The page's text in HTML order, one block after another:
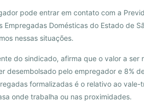
pode entrar em contato com a
Empregadas Domésticas do Estado de
nessas situações.
do sindicado, afirma que o valor a
desembolsado pelo empregador e 8%
formalizadas é o relativo ao
onde trabalha ou nas proximidades.